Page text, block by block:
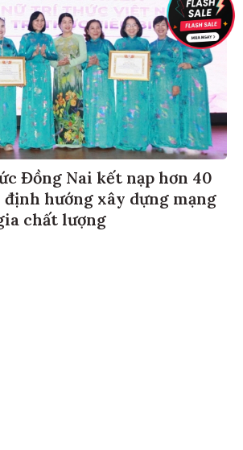
Đồng Nai kết nạp hơn 40
hướng xây dựng mạng
chất lượng